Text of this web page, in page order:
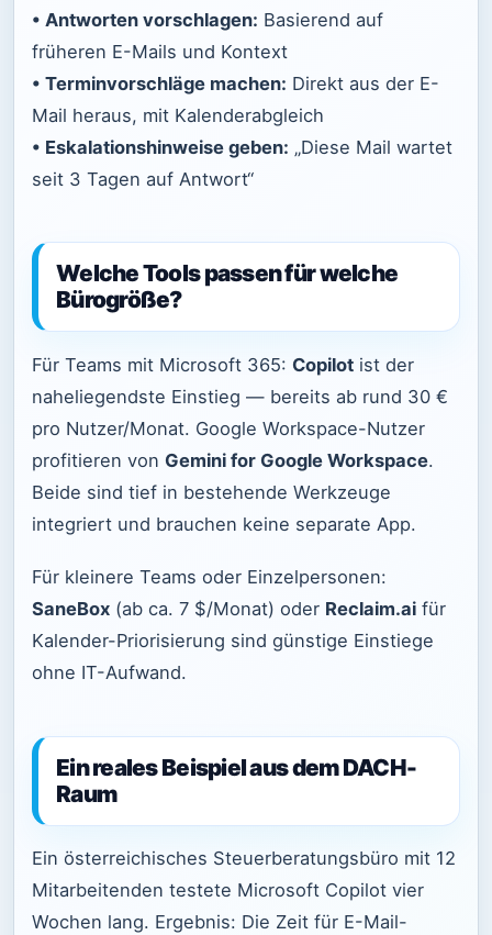
• Antworten vorschlagen: Basierend auf
früheren E-Mails und Kontext
• Terminvorschläge machen: Direkt aus der E-
Mail heraus, mit Kalenderabgleich
• Eskalationshinweise geben: „Diese Mail wartet
seit 3 Tagen auf Antwort“
Welche Tools passen für welche
Bürogröße?
Für Teams mit Microsoft 365: Copilot ist der
naheliegendste Einstieg — bereits ab rund 30 €
pro Nutzer/Monat. Google Workspace-Nutzer
profitieren von Gemini for Google Workspace.
Beide sind tief in bestehende Werkzeuge
integriert und brauchen keine separate App.
Für kleinere Teams oder Einzelpersonen:
SaneBox (ab ca. 7 $/Monat) oder Reclaim.ai für
Kalender-Priorisierung sind günstige Einstiege
ohne IT-Aufwand.
Ein reales Beispiel aus dem DACH-
Raum
Ein österreichisches Steuerberatungsbüro mit 12
Mitarbeitenden testete Microsoft Copilot vier
Wochen lang. Ergebnis: Die Zeit für E-Mail-